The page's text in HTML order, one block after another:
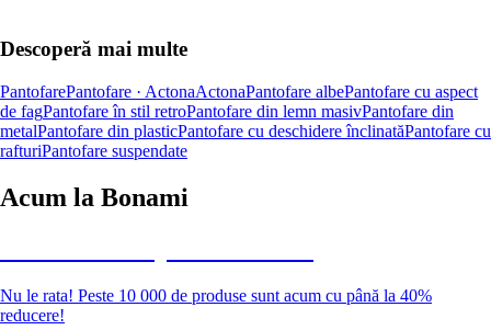
Descoperă mai multe
PantofarePantofare · ActonaActonaPantofare albePantofare cu aspect
de fagPantofare în stil retroPantofare din lemn masivPantofare din
metalPantofare din plasticPantofare cu deschidere înclinatăPantofare cu
rafturiPantofare suspendate
Acum la Bonami
Nu le rata! Peste 10 000 de produse sunt acum cu până la 40%
reducere!